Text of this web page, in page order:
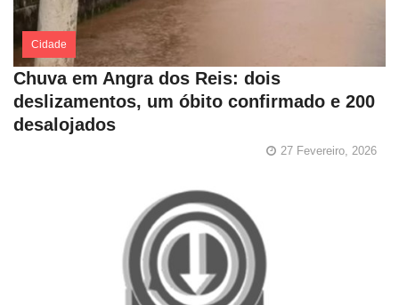
Cidade
Chuva em Angra dos Reis: dois
deslizamentos, um óbito confirmado e 200
desalojados
27 Fevereiro, 2026